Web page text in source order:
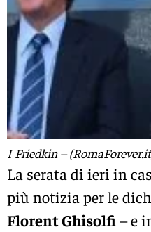
I Friedkin –
La serata di ieri in
più notizia per le
Florent Ghisolfi– e